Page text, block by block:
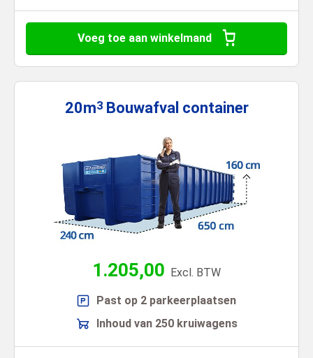
Voeg toe aan winkelmand
20m3 Bouwafval container
1.205,00 Excl. BTW
Past op 2 parkeerplaatsen
Inhoud van 250 kruiwagens